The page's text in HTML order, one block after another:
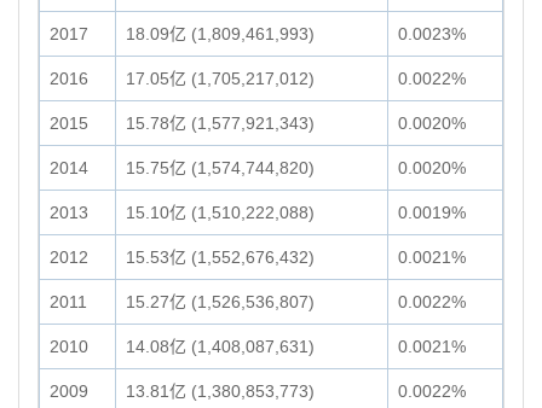
2017 18.09亿 (1,809,461,993) 0.0023%
2016 17.05亿 (1,705,217,012) 0.0022%
2015 15.78亿 (1,577,921,343) 0.0020%
2014 15.75亿 (1,574,744,820) 0.0020%
2013 15.10亿 (1,510,222,088) 0.0019%
2012 15.53亿 (1,552,676,432) 0.0021%
2011 15.27亿 (1,526,536,807) 0.0022%
2010 14.08亿 (1,408,087,631) 0.0021%
2009 13.81亿 (1,380,853,773) 0.0022%